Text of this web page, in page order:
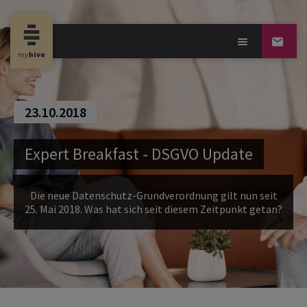
23.10.2018
Expert Breakfast - DSGVO Update
Die neue Datenschutz-Grundverordnung gilt nun seit
25. Mai 2018. Was hat sich seit diesem Zeitpunkt getan?